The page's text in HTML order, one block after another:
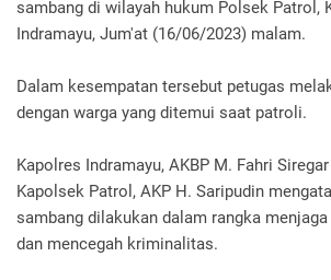
sambang di wilayah hukum Polsek Patrol,
Indramayu, Jum'at (16/06/2023) malam.
Dalam kesempatan tersebut petugas
dengan warga yang ditemui saat patroli.
Kapolres Indramayu, AKBP M. Fahri
Kapolsek Patrol, AKP H. Saripudin
sambang dilakukan dalam rangka
dan mencegah kriminalitas.